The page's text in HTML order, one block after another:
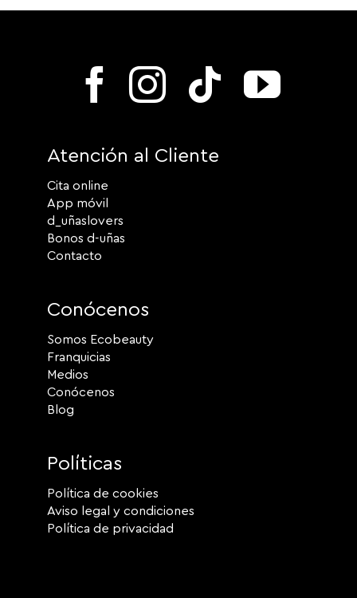
Atención al Cliente
Cita online
App móvil
d_uñaslovers
Bonos d-uñas
Contacto
Conócenos
Somos Ecobeauty
Franquicias
Medios
Conócenos
Blog
Políticas
Política de cookies
Aviso legal y condiciones
Política de privacidad